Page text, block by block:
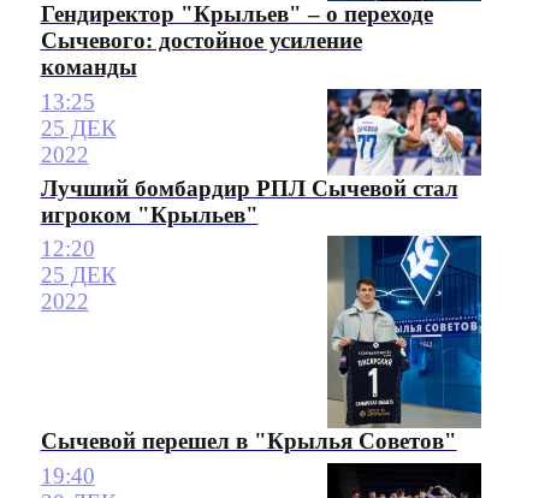
Гендиректор "Крыльев" – о переходе
Сычевого: достойное усиление
команды
13:25
25 ДЕК
2022
Лучший бомбардир РПЛ Сычевой стал
игроком "Крыльев"
12:20
25 ДЕК
2022
Сычевой перешел в "Крылья Советов"
19:40